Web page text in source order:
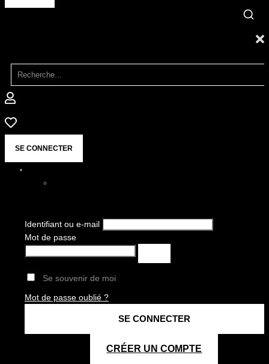
SE CONNECTER
Identifiant ou e-mail
Mot de passe
Se souvenir de moi
Mot de passe oublié ?
CRÉER UN COMPTE